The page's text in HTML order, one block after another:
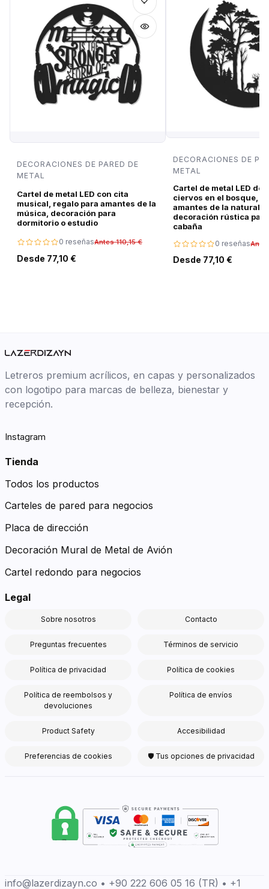
DECORACIONES DE PARED DE
METAL
Cartel de metal LED con cita
musical, regalo para amantes de la
música, decoración para
dormitorio o estudio
0 reseñasAntes 110,15 €
Desde 77,10 €
DECORACIONES DE
METAL
Cartel de metal LED de
ciervos en el bosque,
amantes de la
decoración rústica
cabaña
0 reseñas
Desde 77,10 €
Letreros premium acrílicos, en capas y personalizados
con logotipo para marcas de belleza, bienestar y
recepción.
Instagram
Tienda
Todos los productos
Carteles de pared para negocios
Placa de dirección
Decoración Mural de Metal de Avión
Cartel redondo para negocios
Legal
Sobre nosotros Contacto
Preguntas frecuentes Términos de servicio
Política de privacidad Política de cookies
Política de reembolsos y
devoluciones
Política de envíos
Product Safety Accesibilidad
Preferencias de cookies 🛡 Tus opciones de privacidad
info@lazerdizayn.co • +90 222 606 05 16 (TR) • +1